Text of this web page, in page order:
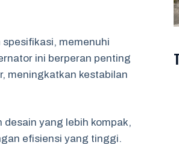
memenuhi
ini berperan penting
meningkatkan kestabilan
yang lebih kompak,
efisiensi yang tinggi.